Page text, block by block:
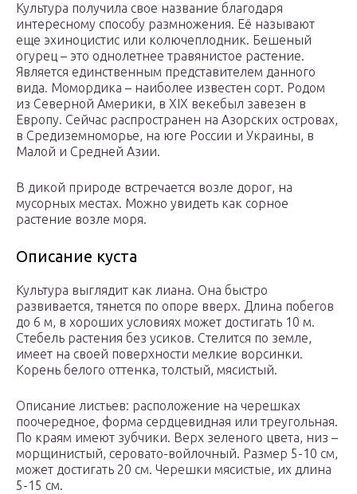
Культура получила свое название благодаря
интересному способу размножения. Её называют
еще эхиноцистис или колючеплодник. Бешеный
огурец – это однолетнее травянистое растение.
Является единственным представителем данного
вида. Момордика – наиболее известен сорт. Родом
из Северной Америки, в XIX векебыл завезен в
Европу. Сейчас распространен на Азорских островах,
в Средиземноморье, на юге России и Украины, в
Малой и Средней Азии.
В дикой природе встречается возле дорог, на
мусорных местах. Можно увидеть как сорное
растение возле моря.
Описание куста
Культура выглядит как лиана. Она быстро
развивается, тянется по опоре вверх. Длина побегов
до 6 м, в хороших условиях может достигать 10 м.
Стебель растения без усиков. Стелится по земле,
имеет на своей поверхности мелкие ворсинки.
Корень белого оттенка, толстый, мясистый.
Описание листьев: расположение на черешках
поочередное, форма сердцевидная или треугольная.
По краям имеют зубчики. Верх зеленого цвета, низ –
морщинистый, серовато-войлочный. Размер 5-10 см,
может достигать 20 см. Черешки мясистые, их длина
5-15 см.